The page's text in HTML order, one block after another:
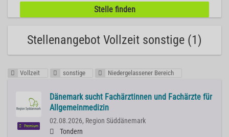
Stellenangebot Vollzeit sonstige (1)
Vollzeit sonstige Niedergelassener Bereich
Premium
Dänemark sucht Fachärztinnen und Fachärzte für
Allgemeinmedizin
02.08.2026, Region Süddänemark
Tondern